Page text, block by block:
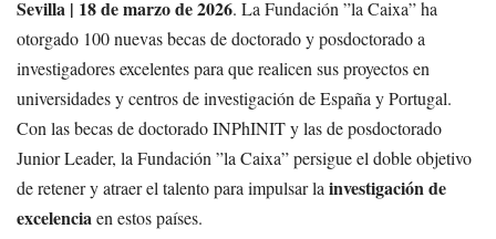
Sevilla | 18 de marzo de 2026. La Fundación ”la Caixa” ha
otorgado 100 nuevas becas de doctorado y posdoctorado a
investigadores excelentes para que realicen sus proyectos en
universidades y centros de investigación de España y Portugal.
Con las becas de doctorado INPhINIT y las de posdoctorado
Junior Leader, la Fundación ”la Caixa” persigue el doble objetivo
de retener y atraer el talento para impulsar la investigación de
excelenciaen estos países.